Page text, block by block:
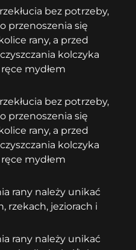
bez potrzeby,
przenoszenia się
rany, a przed
kolczyka
mydłem
bez potrzeby,
przenoszenia się
rany, a przed
kolczyka
mydłem
rany należy unikać
rzekach, jeziorach i
rany należy unikać